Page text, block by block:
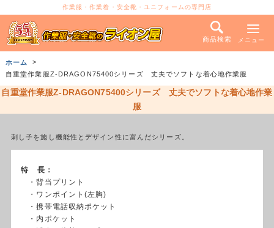
作業服・作業着・安全靴・ユニフォームの専門店
商品検索 メニュー
ホーム
自重堂作業服Z-DRAGON75400シリーズ 丈夫でソフトな着心地作業服
自重堂作業服Z-DRAGON75400シリーズ 丈夫でソフトな着心地作業
服
刺し子を施し機能性とデザイン性に富んだシリーズ。
特 長：
・背当プリント
・ワンポイント(左胸)
・携帯電話収納ポケット
・内ポケット